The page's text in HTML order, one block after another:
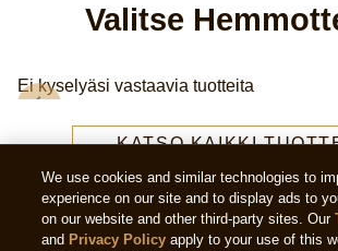
Valitse
Ei kyselyäsi vastaavia tuotteita
KATSO KAIKKI
We use cookies and similar technologies to
experience on our site and to display ads to
on our website and other third-party sites. Our
and Privacy Policy apply to your use of this